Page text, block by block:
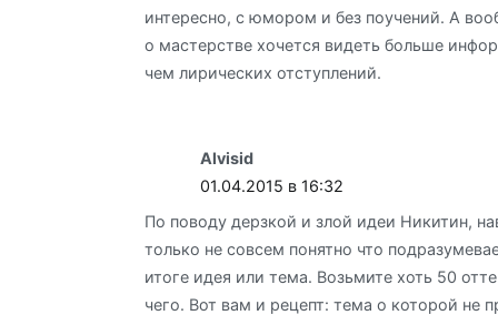
интересно, с юмором и без поучений. А
о мастерстве хочется видеть больше
чем лирических отступлений.
Alvisid
01.04.2015 в 16:32
По поводу дерзкой и злой идеи Никитин,
только не совсем понятно что
итоге идея или тема. Возьмите хоть 50
чего. Вот вам и рецепт: тема о которой не